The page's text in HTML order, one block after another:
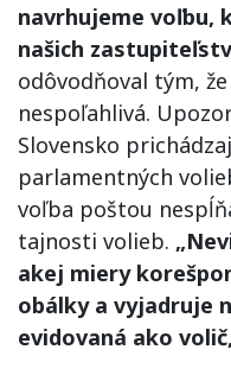
navrhujeme voľbu,
našich
odôvodňoval tým,
nespoľahlivá.
Slovensko
parlamentných
voľba poštou
tajnosti volieb.
akej miery
obálky a vyjadruje
evidovaná ako